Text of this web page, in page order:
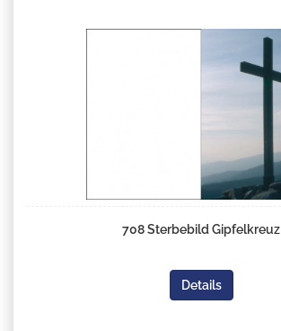
708 Sterbebild Gipfelkreuz
Details